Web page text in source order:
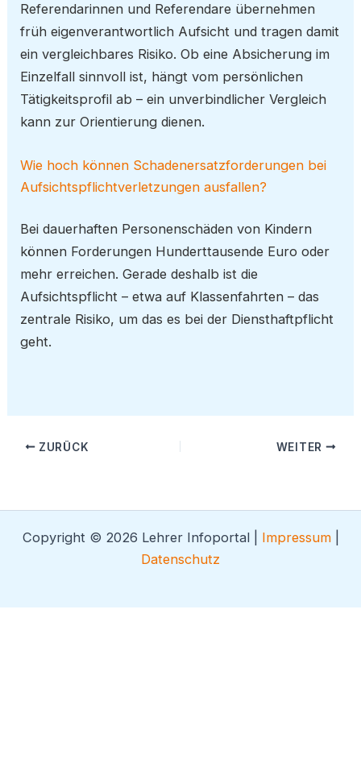
Referendarinnen und Referendare übernehmen
früh eigenverantwortlich Aufsicht und tragen damit
ein vergleichbares Risiko. Ob eine Absicherung im
Einzelfall sinnvoll ist, hängt vom persönlichen
Tätigkeitsprofil ab – ein unverbindlicher Vergleich
kann zur Orientierung dienen.
Wie hoch können Schadenersatzforderungen bei
Aufsichtspflichtverletzungen ausfallen?
Bei dauerhaften Personenschäden von Kindern
können Forderungen Hunderttausende Euro oder
mehr erreichen. Gerade deshalb ist die
Aufsichtspflicht – etwa auf Klassenfahrten – das
zentrale Risiko, um das es bei der Diensthaftpflicht
geht.
ZURÜCK WEITER
Copyright © 2026 Lehrer Infoportal | Impressum|
Datenschutz